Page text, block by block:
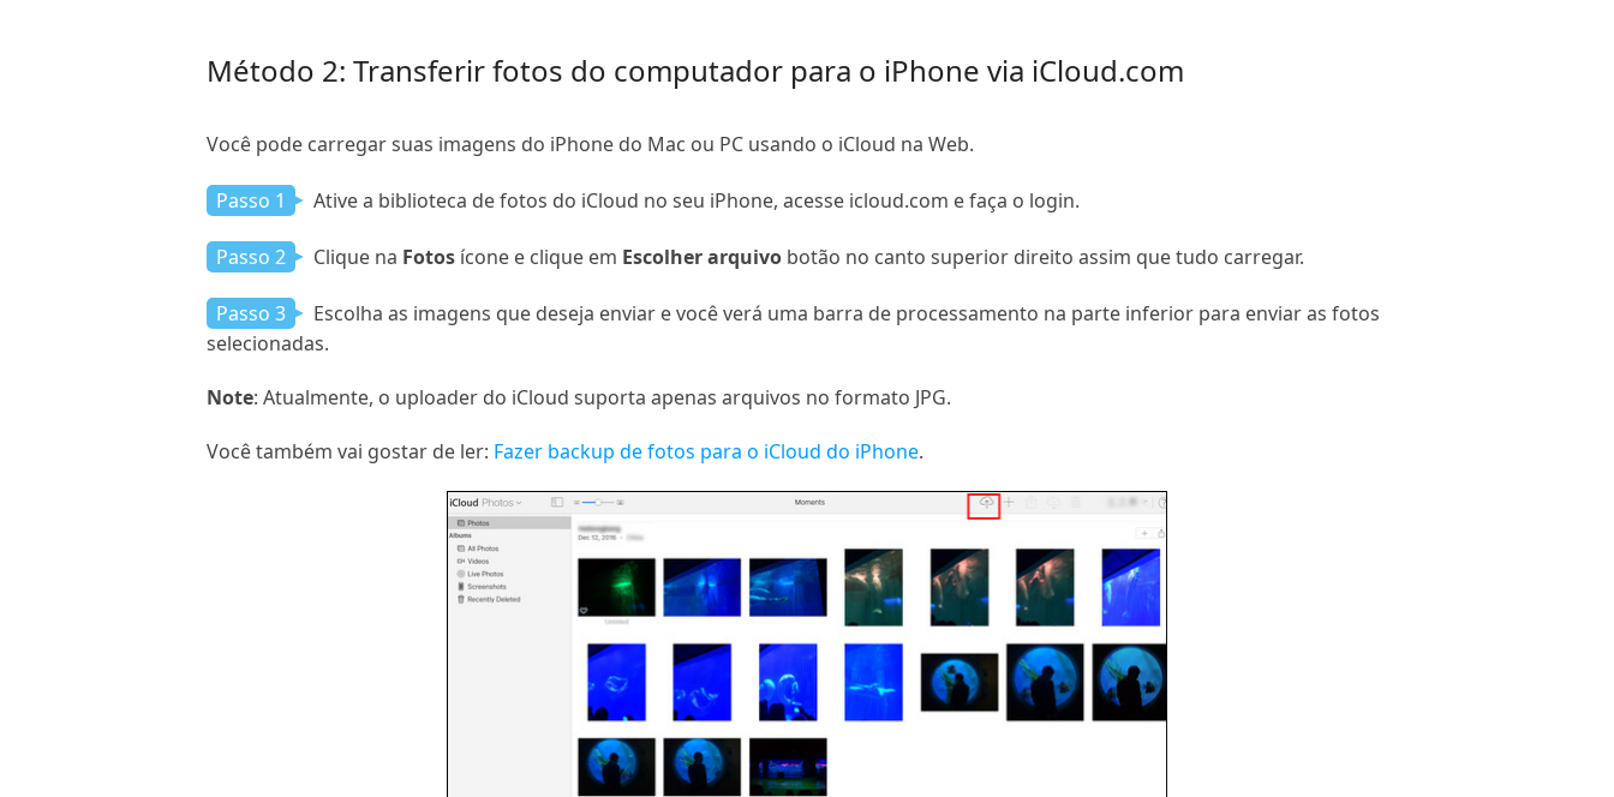
Método 2: Transferir fotos do computador para o iPhone via iCloud.com
Você pode carregar suas imagens do iPhone do Mac ou PC usando o iCloud na Web.
Passo 1 Ative a biblioteca de fotos do iCloud no seu iPhone, acesse icloud.com e faça o login.
Passo 2 Clique na Fotos ícone e clique em Escolher arquivo botão no canto superior direito assim que tudo carregar.
Passo 3
Escolha as imagens que deseja enviar e você verá uma barra de processamento na parte inferior para enviar as fotos
selecionadas.
Note: Atualmente, o uploader do iCloud suporta apenas arquivos no formato JPG.
Você também vai gostar de ler: Fazer backup de fotos para o iCloud do iPhone.